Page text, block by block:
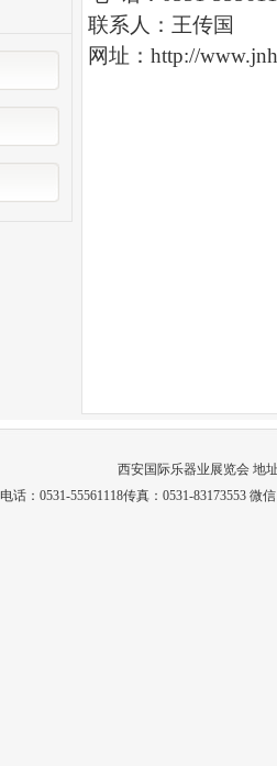
联系人： 王传国
网址： http://
西安国际乐器业展览会 地
电话：0531-55561118传真：0531-83173553 微